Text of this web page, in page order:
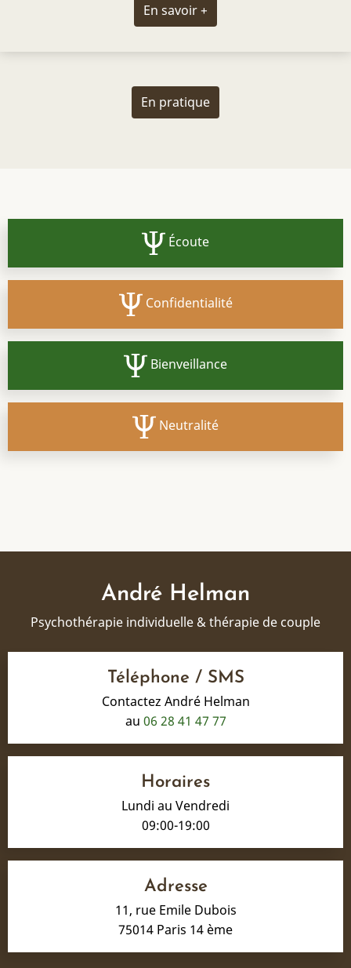
En savoir +
En pratique
Écoute
Confidentialité
Bienveillance
Neutralité
André Helman
Psychothérapie individuelle & thérapie de couple
Téléphone / SMS
Contactez André Helman
au 06 28 41 47 77
Horaires
Lundi au Vendredi
09:00-19:00
Adresse
11, rue Emile Dubois
75014 Paris 14 ème